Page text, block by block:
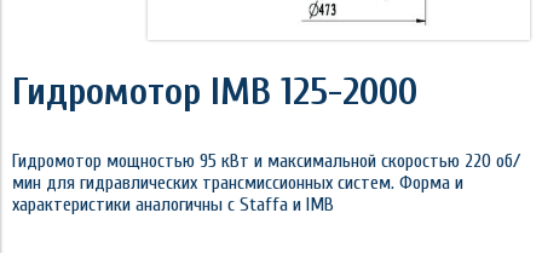
Гидромотор IMB 125-2000
Гидромотор мощностью 95 кВт и максимальной скоростью 220 об/
мин для гидравлических трансмиссионных систем. Форма и
характеристики аналогичны с Staffa и IMB